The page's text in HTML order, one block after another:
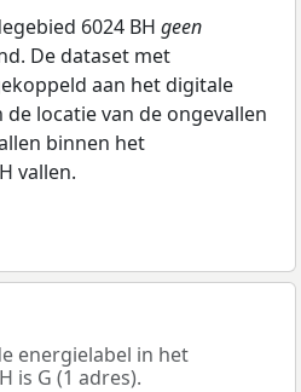
6024 BH geen
De dataset met
aan het digitale
locatie van de ongevallen
binnen het
vallen.
energielabel in het
is G (1 adres).